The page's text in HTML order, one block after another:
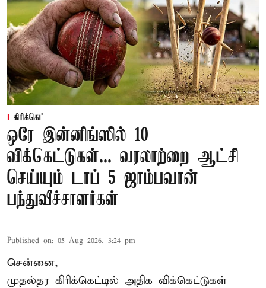
கிரிக்கெட்
ஒரே இன்னிங்ஸில் 10
விக்கெட்டுகள்... வரலாற்றை ஆட்சி
செய்யும் டாப் 5 ஜாம்பவான்
பந்துவீச்சாளர்கள்
Published on: 05 Aug 2026, 3:24 pm
சென்னை,
முதல்தர கிரிக்கெட்டில் அதிக விக்கெட்டுகள்